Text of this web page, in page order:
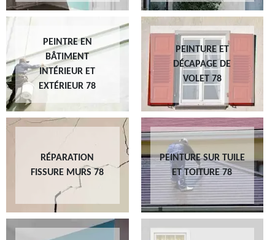
PEINTRE EN
BÂTIMENT
INTÉRIEUR ET
EXTÉRIEUR 78
PEINTURE ET
DÉCAPAGE DE
VOLET 78
RÉPARATION
FISSURE MURS 78
PEINTURE SUR TUILE
ET TOITURE 78